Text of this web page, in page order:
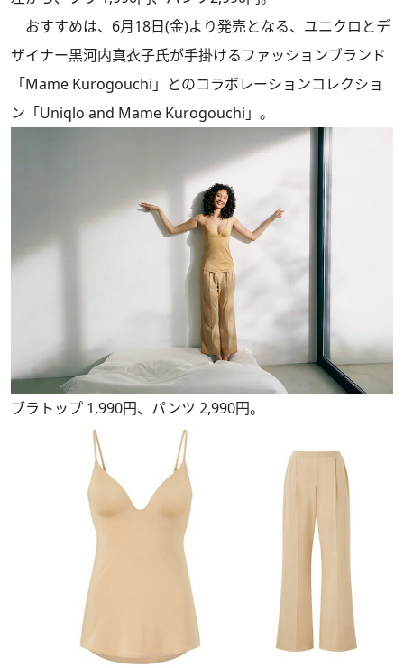
おすすめは、6月18日(金)より発売となる、ユニクロとデ
ザイナー黒河内真衣子氏が手掛けるファッションブランド
「Mame Kurogouchi」とのコラボレーションコレクショ
ン「Uniqlo and Mame Kurogouchi」。
ブラトップ 1,990円、パンツ 2,990円。